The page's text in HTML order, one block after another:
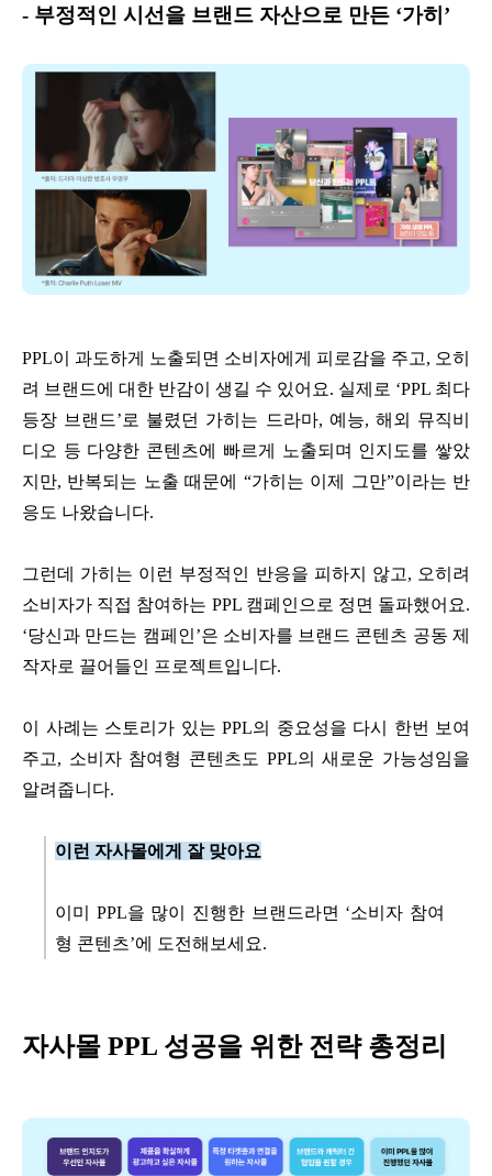
- 부정적인 시선을 브랜드 자산으로 만든 ‘가히’
PPL이 과도하게 노출되면 소비자에게 피로감을 주고, 오히
려 브랜드에 대한 반감이 생길 수 있어요. 실제로 ‘PPL 최다
등장 브랜드’로 불렸던 가히는 드라마, 예능, 해외 뮤직비
디오 등 다양한 콘텐츠에 빠르게 노출되며 인지도를 쌓았
지만, 반복되는 노출 때문에 “가히는 이제 그만”이라는 반
응도 나왔습니다.
그런데 가히는 이런 부정적인 반응을 피하지 않고, 오히려
소비자가 직접 참여하는 PPL 캠페인 으로 정면 돌파했어요.
‘당신과 만드는 캠페인’은 소비자를 브랜드 콘텐츠 공동 제
작자로 끌어들인 프로젝트입니다.
이 사례는 스토리가 있는 PPL의 중요성을 다시 한번 보여
주고, 소비자 참여형 콘텐츠도 PPL의 새로운 가능성임을
알려줍니다.
이런 자사몰에게 잘 맞아요
이미 PPL을 많이 진행한 브랜드라면 ‘소비자 참여
형 콘텐츠’에 도전해보세요.
자사몰 PPL 성공을 위한 전략 총정리